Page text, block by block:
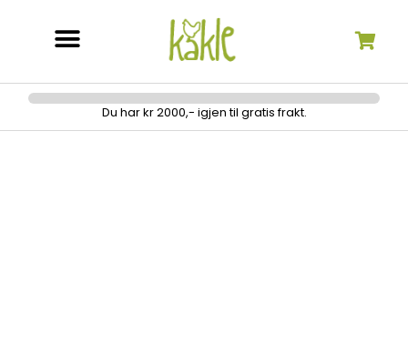
Du har kr 2000,- igjen til gratis frakt.